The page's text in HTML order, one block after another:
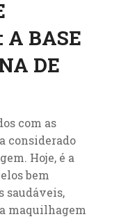
A BASE
DE
com as
considerado
Hoje, é a
bem
saudáveis,
maquilhagem